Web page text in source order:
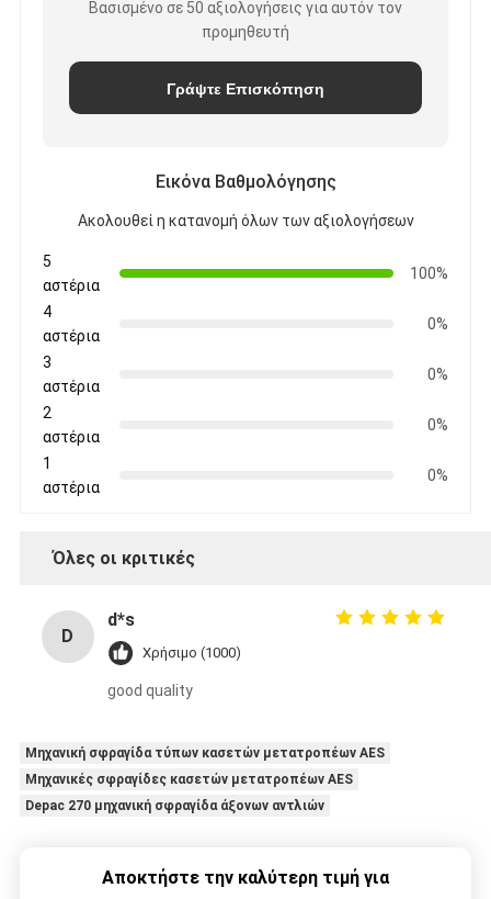
Βασισμένο σε 50 αξιολογήσεις για αυτόν τον
προμηθευτή
Γράψτε Επισκόπηση
Εικόνα Βαθμολόγησης
Ακολουθεί η κατανομή όλων των αξιολογήσεων
5
αστέρια
100%
4
αστέρια
0%
3
αστέρια
0%
2
αστέρια
0%
1
αστέρια
0%
Όλες οι κριτικές
D
d*s
Χρήσιμο (1000)
good quality
Μηχανική σφραγίδα τύπων κασετών μετατροπέων AES
Μηχανικές σφραγίδες κασετών μετατροπέων AES
Depac 270 μηχανική σφραγίδα άξονων αντλιών
Αποκτήστε την καλύτερη τιμή για